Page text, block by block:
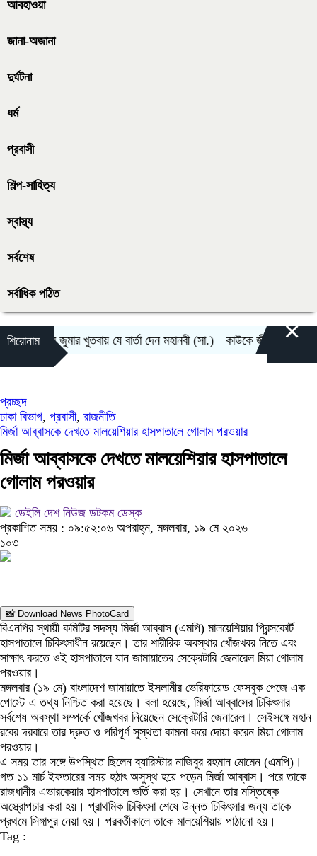
আবহাওয়া
জানা-অজানা
দুর্ঘটনা
ধর্ম
প্রবাসী
শিল্প-সাহিত্য
স্বাস্থ্য
সর্বশেষ
সর্বাধিক পঠিত
শিরোনাম
প্রথম জুমার খুতবায় যে বার্তা দেন মহানবী (সা.) কাউকে জীবনসঙ্গী হিসেবে
×
প্রচ্ছদ
ঢাকা বিভাগ, প্রবাসী, রাজনীতি
মির্জা আব্বাসকে দেখতে মালয়েশিয়ার হাসপাতালে গোলাম পরওয়ার
মির্জা আব্বাসকে দেখতে মালয়েশিয়ার হাসপাতালে
গোলাম পরওয়ার
ডেইলি দেশ নিউজ ডটকম ডেস্ক
প্রকাশিত সময় : ০৯:৫২:০৬ অপরাহ্ন, মঙ্গলবার, ১৯ মে ২০২৬
১০৩
📸 Download News PhotoCard
বিএনপির স্থায়ী কমিটির সদস্য মির্জা আব্বাস (এমপি) মালয়েশিয়ার প্রিন্সকোর্ট
হাসপাতালে চিকিৎসাধীন রয়েছেন। তার শারীরিক অবস্থার খোঁজখবর নিতে এবং
সাক্ষাৎ করতে ওই হাসপাতালে যান জামায়াতের সেক্রেটারি জেনারেল মিয়া গোলাম
পরওয়ার।
মঙ্গলবার (১৯ মে) বাংলাদেশ জামায়াতে ইসলামীর ভেরিফায়েড ফেসবুক পেজে এক
পোস্টে এ তথ্য নিশ্চিত করা হয়েছে। বলা হয়েছে, মির্জা আব্বাসের চিকিৎসার
সর্বশেষ অবস্থা সম্পর্কে খোঁজখবর নিয়েছেন সেক্রেটারি জেনারেল। সেইসঙ্গে মহান
রবের দরবারে তার দ্রুত ও পরিপূর্ণ সুস্থতা কামনা করে দোয়া করেন মিয়া গোলাম
পরওয়ার।
এ সময় তার সঙ্গে উপস্থিত ছিলেন ব্যারিস্টার নাজিবুর রহমান মোমেন (এমপি)।
গত ১১ মার্চ ইফতারের সময় হঠাৎ অসুস্থ হয়ে পড়েন মির্জা আব্বাস। পরে তাকে
রাজধানীর এভারকেয়ার হাসপাতালে ভর্তি করা হয়। সেখানে তার মস্তিষ্কে
অস্ত্রোপচার করা হয়। প্রাথমিক চিকিৎসা শেষে উন্নত চিকিৎসার জন্য তাকে
প্রথমে সিঙ্গাপুর নেয়া হয়। পরবর্তীকালে তাকে মালয়েশিয়ায় পাঠানো হয়।
Tag :